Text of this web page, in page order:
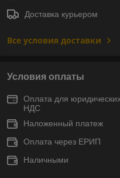
Доставка курьером
Все условия доставки
Условия оплаты
Оплата для
НДС
Наложенный платеж
Оплата через ЕРИП
Наличными